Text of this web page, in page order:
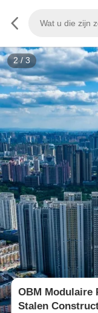
2 /3
OBM Modulaire
Stalen